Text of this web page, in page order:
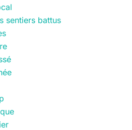
sentiers battus